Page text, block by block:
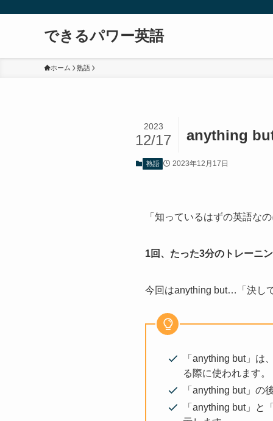
できるパワー英語
ホーム 熟語
anything
2023
12/17
熟語 2023年12月17日
「知っているはずの英語な
1回、たった3分のトレーニ
今回はanything but…「決し
「anything but」は
る際に使われます。
「anything but」の
「anything but」